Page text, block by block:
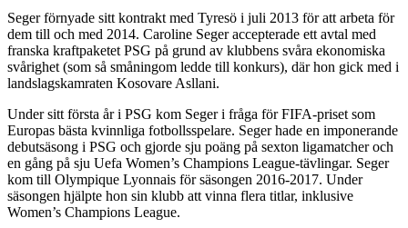
Seger förnyade sitt kontrakt med Tyresö i juli 2013 för att arbeta för
dem till och med 2014. Caroline Seger accepterade ett avtal med
franska kraftpaketet PSG på grund av klubbens svåra ekonomiska
svårighet (som så småningom ledde till konkurs), där hon gick med i
landslagskamraten Kosovare Asllani.
Under sitt första år i PSG kom Seger i fråga för FIFA-priset som
Europas bästa kvinnliga fotbollsspelare. Seger hade en imponerande
debutsäsong i PSG och gjorde sju poäng på sexton ligamatcher och
en gång på sju Uefa Women’s Champions League-tävlingar. Seger
kom till Olympique Lyonnais för säsongen 2016-2017. Under
säsongen hjälpte hon sin klubb att vinna flera titlar, inklusive
Women’s Champions League.